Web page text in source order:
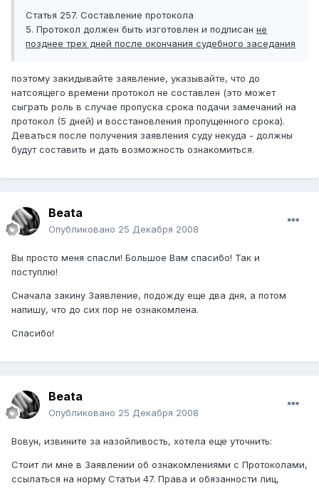
Статья 257. Составление протокола
5. Протокол должен быть изготовлен и подписан не
позднее трех дней после окончания судебного заседания
поэтому закидывайте заявление, указывайте, что до
натсоящего времени протокол не составлен (это может
сыграть роль в случае пропуска срока подачи замечаний на
протокол (5 дней) и восстановления пропущенного срока).
Деваться после получения заявления суду некуда - должны
будут составить и дать возможность ознакомиться.
Beata
Опубликовано 25 Декабря 2008
Вы просто меня спасли! Большое Вам спасибо! Так и
поступлю!
Сначала закину Заявление, подожду еще два дня, а потом
напишу, что до сих пор не ознакомлена.
Спасибо!
Beata
Опубликовано 25 Декабря 2008
Вовун, извините за назойливость, хотела еще уточнить:
Стоит ли мне в Заявлении об ознакомлениями с Протоколами,
ссылаться на норму Статьи 47. Права и обязанности лиц,